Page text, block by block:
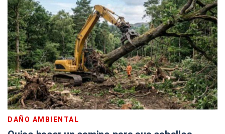
DAÑO AMBIENTAL